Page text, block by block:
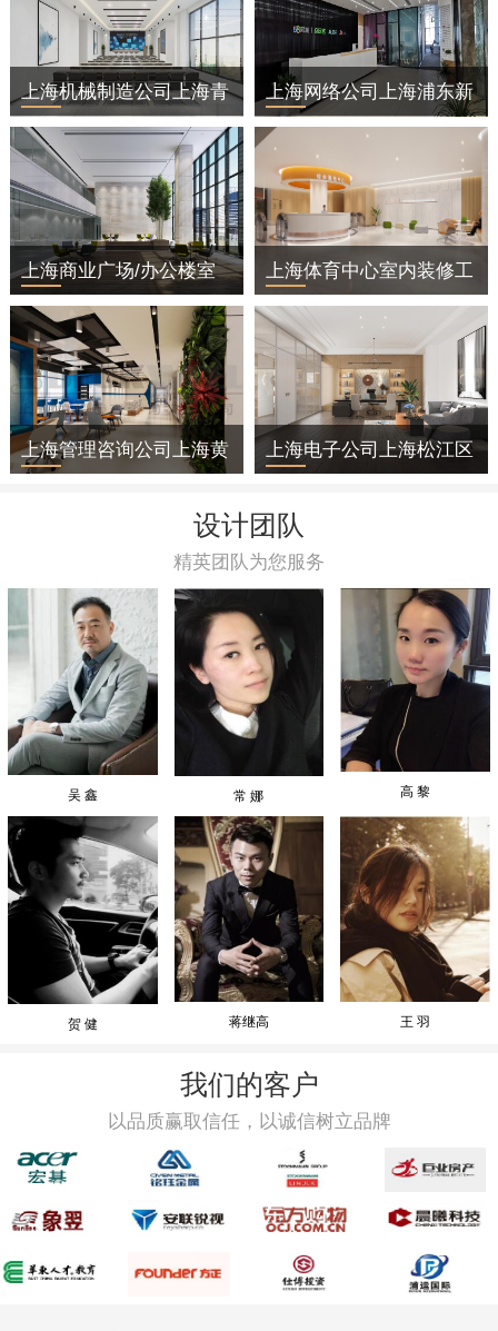
上海机械制造公司上海青
浦区办公室装修
上海商业广场/办公楼室
内装修工程
上海管理咨询公司上海黄
上海网络公司上海浦东新
区办公室装修
上海体育中心室内装修工
程
上海电子公司上海松江区
设计团队
精英团队为您服务
吴 鑫
贺 健
常 娜
蒋继高
高 黎
王 羽
我们的客户
以品质赢取信任，以诚信树立品牌